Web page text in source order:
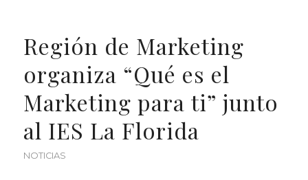
Región de Marketing
organiza “Qué es el
Marketing para ti” junto
al IES La Florida
NOTICIAS